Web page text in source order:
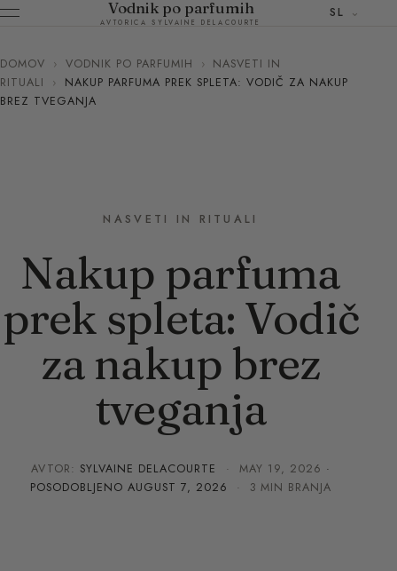
Vodnik po parfumih
AVTORICA SYLVAINE DELACOURTE
SL
DOMOV › VODNIK PO PARFUMIH › NASVETI IN
RITUALI
›
NAKUP PARFUMA PREK SPLETA: VODIČ ZA NAKUP
BREZ TVEGANJA
NASVETI IN RITUALI
Nakup parfuma
prek spleta: Vodič
za nakup brez
tveganja
AVTOR: SYLVAINE DELACOURTE · MAY 19, 2026 ·
POSODOBLJENO AUGUST 7, 2026 · 3 MIN BRANJA